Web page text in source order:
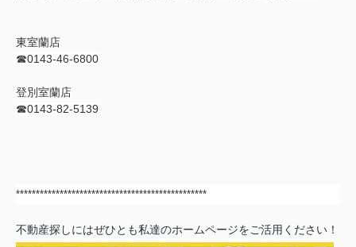
東室蘭店
☎0143-46-6800
登別室蘭店
☎0143-82-5139
************************************************
不動産探しにはぜひとも私達のホームページをご活用ください！